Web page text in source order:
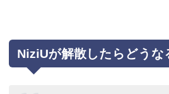
NiziUが解散したらどうな